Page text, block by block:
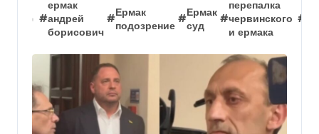
#
ермак
андрей
борисович
#
Ермак
подозрение
#
Ермак
суд
#
перепалка
червинского
и ермака
#